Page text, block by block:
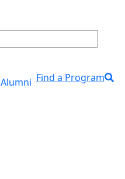
Alumni Find a Program